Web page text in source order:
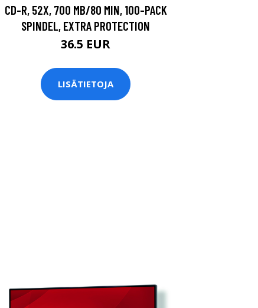
CD-R, 52X, 700 MB/80 MIN, 100-PACK
SPINDEL, EXTRA PROTECTION
36.5 EUR
LISÄTIETOJA